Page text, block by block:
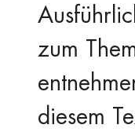
zum
diesem